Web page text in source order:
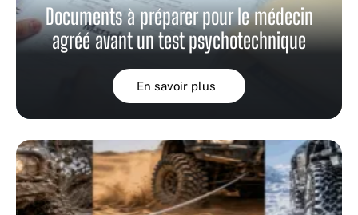
Documents à préparer pour le médecin
agréé avant un test psychotechnique
En savoir plus